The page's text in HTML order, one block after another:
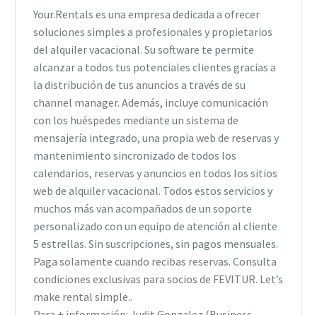
Your.Rentals es una empresa dedicada a ofrecer
soluciones simples a profesionales y propietarios
del alquiler vacacional. Su software te permite
alcanzar a todos tus potenciales clientes gracias a
la distribución de tus anuncios a través de su
channel manager. Además, incluye comunicación
con los huéspedes mediante un sistema de
mensajería integrado, una propia web de reservas y
mantenimiento sincronizado de todos los
calendarios, reservas y anuncios en todos los sitios
web de alquiler vacacional. Todos estos servicios y
muchos más van acompañados de un soporte
personalizado con un equipo de atención al cliente
5 estrellas. Sin suscripciones, sin pagos mensuales.
Paga solamente cuando recibas reservas. Consulta
condiciones exclusivas para socios de FEVITUR. Let’s
make rental simple..